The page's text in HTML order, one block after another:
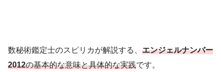
数秘術鑑定士のスピリカが解説する、 エンジェルナンバー
2012の基本的な意味と具体的な実践です。